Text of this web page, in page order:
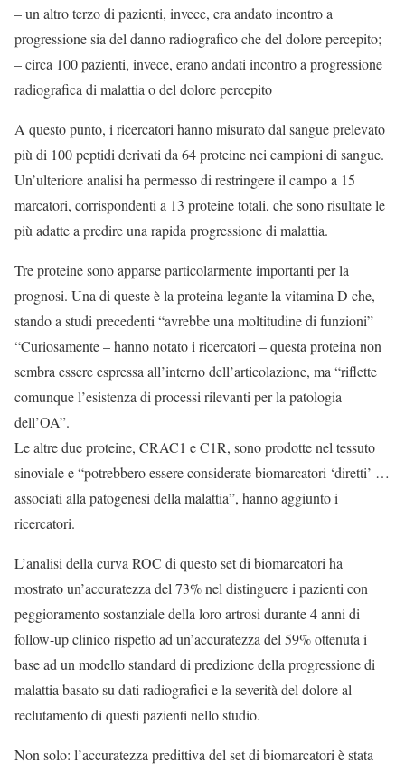
– un altro terzo di pazienti, invece, era andato incontro a
progressione sia del danno radiografico che del dolore percepito;
– circa 100 pazienti, invece, erano andati incontro a progressione
radiografica di malattia o del dolore percepito
A questo punto, i ricercatori hanno misurato dal sangue prelevato
più di 100 peptidi derivati da 64 proteine nei campioni di sangue.
Un’ulteriore analisi ha permesso di restringere il campo a 15
marcatori, corrispondenti a 13 proteine totali, che sono risultate le
più adatte a predire una rapida progressione di malattia.
Tre proteine sono apparse particolarmente importanti per la
prognosi. Una di queste è la proteina legante la vitamina D che,
stando a studi precedenti “avrebbe una moltitudine di funzioni”
“Curiosamente – hanno notato i ricercatori – questa proteina non
sembra essere espressa all’interno dell’articolazione, ma “riflette
comunque l’esistenza di processi rilevanti per la patologia
dell’OA”.
Le altre due proteine, CRAC1 e C1R, sono prodotte nel tessuto
sinoviale e “potrebbero essere considerate biomarcatori ‘diretti’ …
associati alla patogenesi della malattia”, hanno aggiunto i
ricercatori.
L’analisi della curva ROC di questo set di biomarcatori ha
mostrato un’accuratezza del 73% nel distinguere i pazienti con
peggioramento sostanziale della loro artrosi durante 4 anni di
follow-up clinico rispetto ad un’accuratezza del 59% ottenuta i
base ad un modello standard di predizione della progressione di
malattia basato su dati radiografici e la severità del dolore al
reclutamento di questi pazienti nello studio.
Non solo: l’accuratezza predittiva del set di biomarcatori è stata